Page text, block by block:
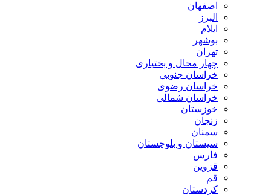
اصفهان
البرز
ایلام
بوشهر
تهران
چهار محال و بختیاری
خراسان جنوبی
خراسان رضوی
خراسان شمالی
خوزستان
زنجان
سمنان
سیستان و بلوچستان
فارس
قزوین
قم
کردستان